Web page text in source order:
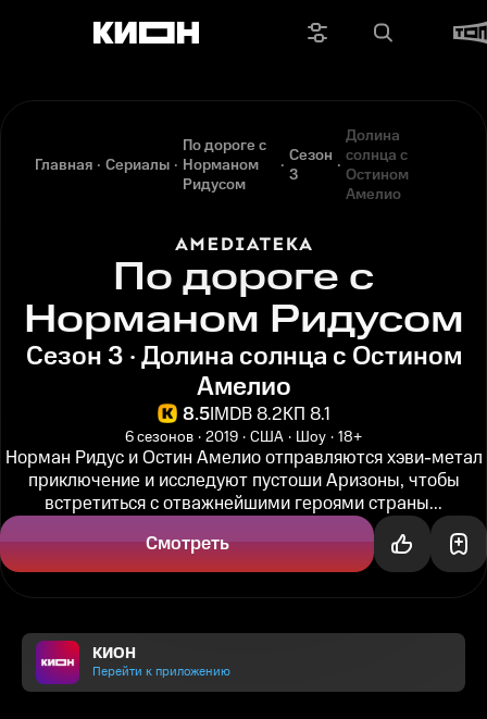
Главная Сериалы
По дороге с
Норманом
Ридусом
Сезон
3
Долина
солнца с
Остином
Амелио
По дороге с
Норманом Ридусом
Сезон 3 · Долина солнца с Остином
Амелио
8.5IMDB 8.2КП 8.1
6 сезонов 2019 США Шоу 18+
Норман Ридус и Остин Амелио отправляются хэви-метал
приключение и исследуют пустоши Аризоны, чтобы
встретиться с отважнейшими героями страны...
Смотреть
КИОН
Перейти к приложению